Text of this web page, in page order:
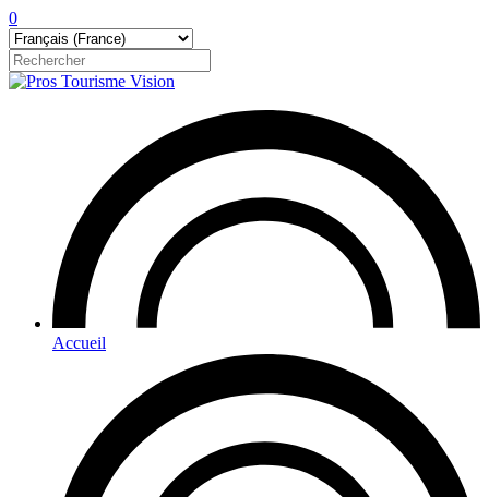
0
Accueil